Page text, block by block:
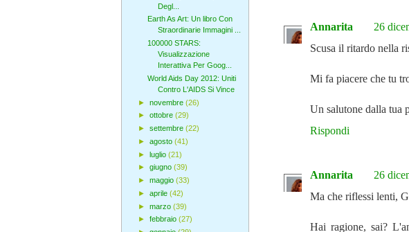
Annarita
26
Scusa il ritardo nella
Mi fa piacere che tu
Un salutone dalla tua
Rispondi
Annarita
26
Ma che riflessi lenti,
Hai ragione, sai?
Degl...
Earth As Art: Un libro Con
Straordinarie Immagini ...
100000 STARS:
Visualizzazione
Interattiva Per Goog...
World Aids Day 2012: Uniti
Contro L'AIDS Si Vince
► novembre (26)
► ottobre (29)
► settembre (22)
► agosto (41)
► luglio (21)
► giugno (39)
► maggio (33)
► aprile (42)
► marzo (39)
► febbraio (27)